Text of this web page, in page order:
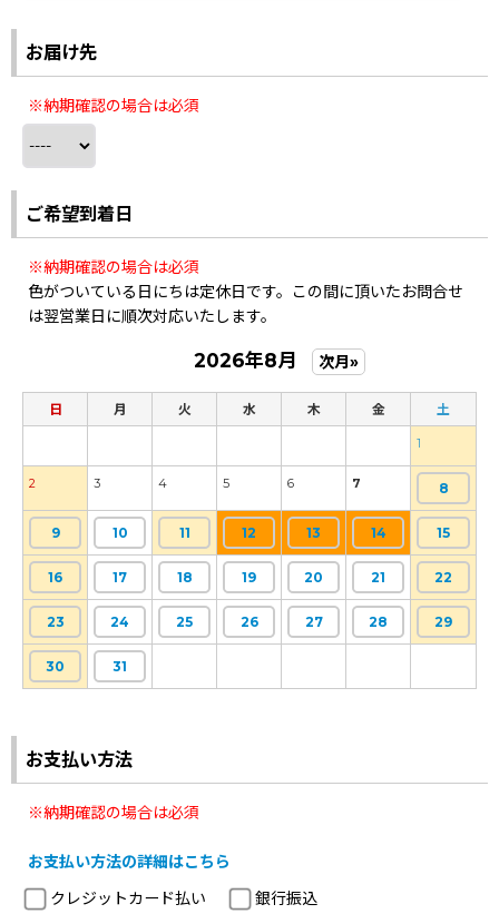
お届け先
※納期確認の場合は必須
ご希望到着日
※納期確認の場合は必須
色がついている日にちは定休日です。この間に頂いたお問合せ
は翌営業日に順次対応いたします。
2026年8月 次月»
日 月 火 水 木 金 土
1
2 3 4 5 6 7 8
9 10 11 12 13 14 15
16 17 18 19 20 21 22
23 24 25 26 27 28 29
30 31
お支払い方法
※納期確認の場合は必須
お支払い方法の詳細はこちら
クレジットカード払い
銀行振込